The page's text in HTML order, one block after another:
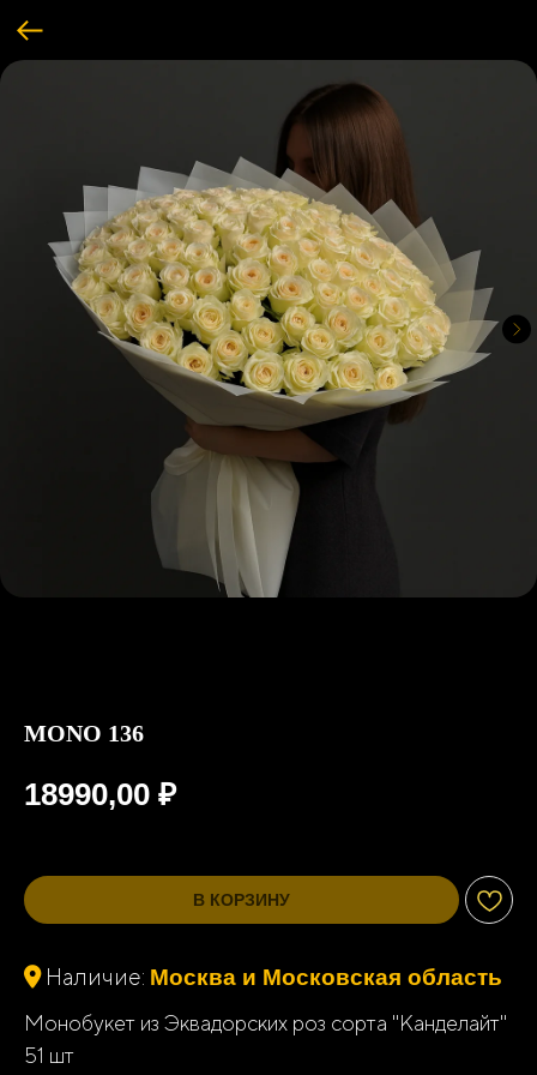
MONO 136
18990,00 ₽
В КОРЗИНУ
Наличие: Москва и Московская область
Монобукет из Эквадорских роз сорта "Канделайт"
51 шт